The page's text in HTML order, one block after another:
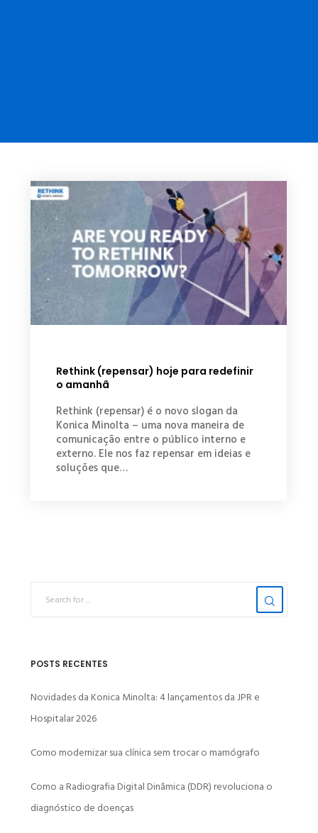
Rethink (repensar) hoje para redefinir
o amanhã
Rethink (repensar) é o novo slogan da
Konica Minolta – uma nova maneira de
comunicação entre o público interno e
externo. Ele nos faz repensar em ideias e
soluções que…
POSTS RECENTES
Novidades da Konica Minolta: 4 lançamentos da JPR e
Hospitalar 2026
Como modernizar sua clínica sem trocar o mamógrafo
Como a Radiografia Digital Dinâmica (DDR) revoluciona o
diagnóstico de doenças